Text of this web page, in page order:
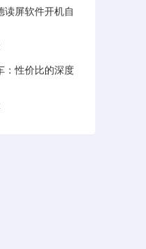
读屏软件开机自
：性价比的深度